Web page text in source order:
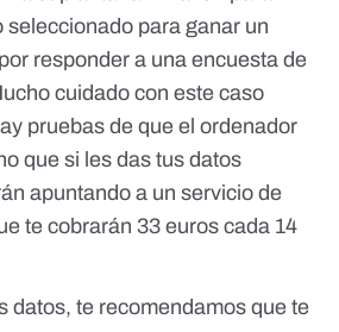
seleccionado para ganar un
responder a una encuesta de
cuidado con este caso
pruebas de que el ordenador
que si les das tus datos
apuntando a un servicio de
te cobrarán 33 euros cada 14
datos, te recomendamos que te